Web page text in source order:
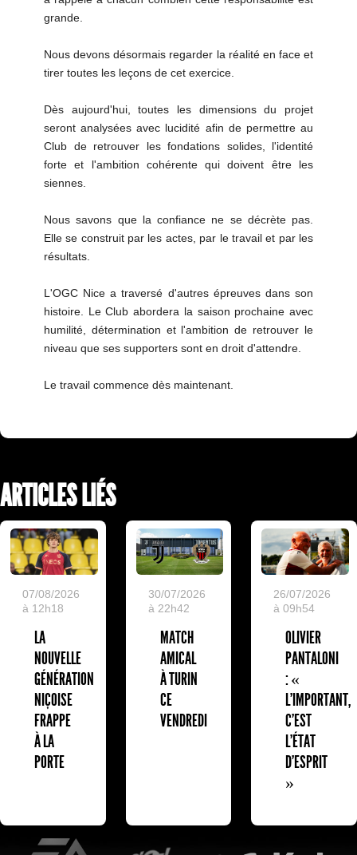
grande.
Nous devons désormais regarder la réalité en face et
tirer toutes les leçons de cet exercice.
Dès aujourd'hui, toutes les dimensions du projet
seront analysées avec lucidité afin de permettre au
Club de retrouver les fondations solides, l'identité
forte et l'ambition cohérente qui doivent être les
siennes.
Nous savons que la confiance ne se décrète pas.
Elle se construit par les actes, par le travail et par les
résultats.
L'OGC Nice a traversé d'autres épreuves dans son
histoire. Le Club abordera la saison prochaine avec
humilité, détermination et l'ambition de retrouver le
niveau que ses supporters sont en droit d'attendre.
Le travail commence dès maintenant.
ARTICLES LIÉS
07/08/2026
à 12h18
LA
NOUVELLE
GÉNÉRATION
NIÇOISE
FRAPPE
À LA
PORTE
30/07/2026
à 22h42
MATCH
AMICAL
À TURIN
CE
VENDREDI
26/07/2026
à 09h54
OLIVIER
PANTALONI
: «
L'IMPORTANT,
C'EST
L'ÉTAT
D'ESPRIT
»
EA Sports